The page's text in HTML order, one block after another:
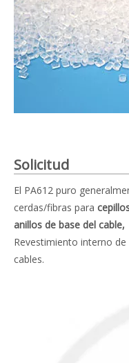
Solicitud
El PA612 puro
cerdas/fibras para
anillos de base del cable,
Revestimiento interno
cables.